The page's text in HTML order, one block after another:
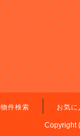
件検索 お気に
Copyright